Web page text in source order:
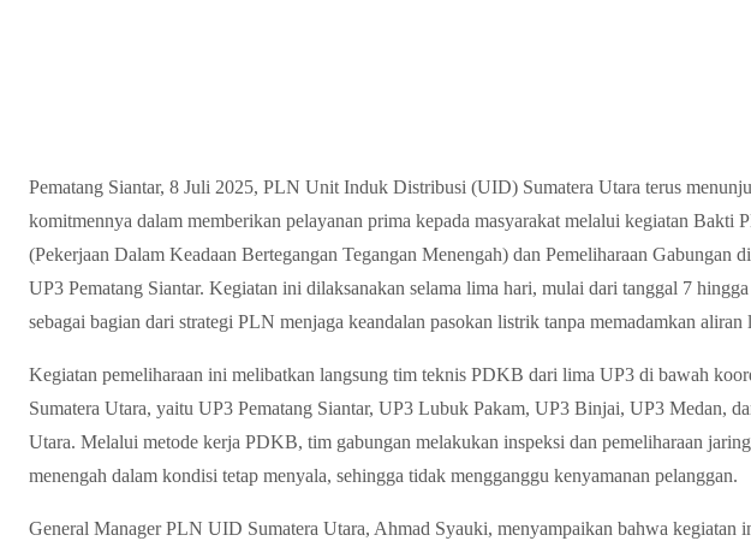
Pematang Siantar, 8 Juli 2025, PLN Unit Induk Distribusi (UID) Sumatera Utara terus
komitmennya dalam memberikan pelayanan prima kepada masyarakat melalui kegiatan Bakti
(Pekerjaan Dalam Keadaan Bertegangan Tegangan Menengah) dan Pemeliharaan Gabungan
UP3 Pematang Siantar. Kegiatan ini dilaksanakan selama lima hari, mulai dari tanggal 7
sebagai bagian dari strategi PLN menjaga keandalan pasokan listrik tanpa memadamkan aliran
Kegiatan pemeliharaan ini melibatkan langsung tim teknis PDKB dari lima UP3 di bawah
Sumatera Utara, yaitu UP3 Pematang Siantar, UP3 Lubuk Pakam, UP3 Binjai, UP3 Medan,
Utara. Melalui metode kerja PDKB, tim gabungan melakukan inspeksi dan pemeliharaan
menengah dalam kondisi tetap menyala, sehingga tidak mengganggu kenyamanan pelanggan.
General Manager PLN UID Sumatera Utara, Ahmad Syauki, menyampaikan bahwa kegiatan